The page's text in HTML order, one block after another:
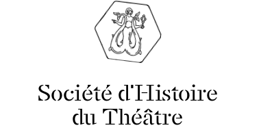
Société d'Histoire
du Théâtre